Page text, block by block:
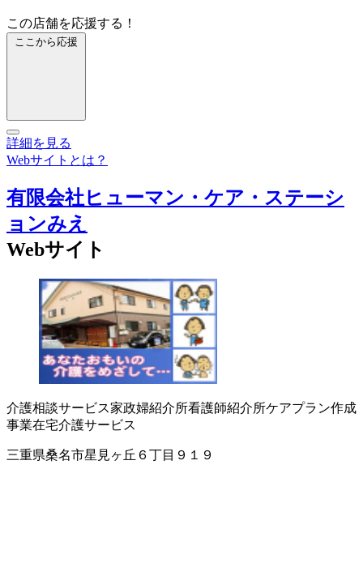
この店舗を応援する！
ここから応援
詳細を見る
Webサイトとは？
有限会社ヒューマン・ケア・ステーシ
ョンみえ
Webサイト
介護相談サービス家政婦紹介所看護師紹介所ケアプラン作成
事業在宅介護サービス
三重県桑名市星見ヶ丘６丁目９１９